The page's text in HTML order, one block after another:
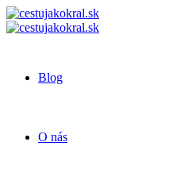
Blog
O nás